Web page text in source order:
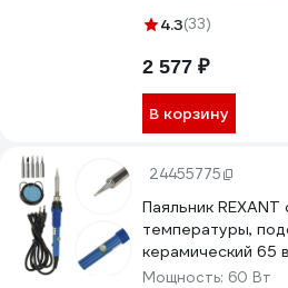
4.3(33)
2 577 ₽
В корзину
24455775
Паяльник
температуры,
керамический 65
Мощность: 60 Вт